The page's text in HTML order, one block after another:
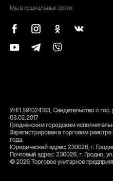
Мы в социальных сетях
УНП 591024183, Свидетельство о
03.02.2017
Гродненским городским
Зарегистрирован в торговом
года.
Юридический адрес: 230026, г.
Почтовый адрес: 230026, г. Гродно,
© 2026 Торговое унитарное